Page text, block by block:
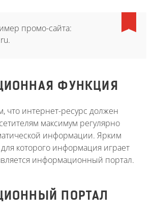
промо-сайта:
ФУНКЦИЯ
что интернет-ресурс должен
максимум регулярно
информации. Ярким
которого информация играет
информационный портал.
ПОРТАЛ